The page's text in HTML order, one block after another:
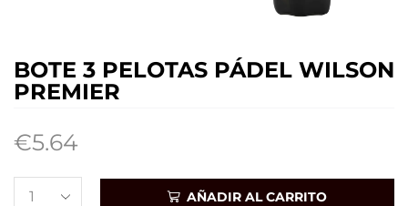
BOTE 3 PELOTAS PÁDEL WILSON
PREMIER
€5.64
AÑADIR AL CARRITO